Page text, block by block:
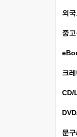
외국
중
크
CD/
문